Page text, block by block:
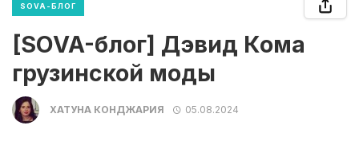
SOVA-БЛОГ
[SOVA-блог] Дэвид Кома
грузинской моды
ХАТУНА КОНДЖАРИЯ 05.08.2024